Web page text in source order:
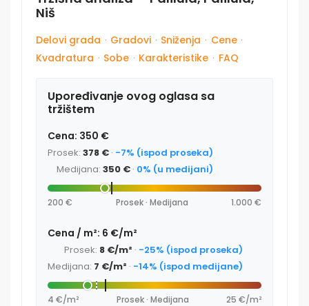
Niš
Delovi grada · Gradovi · Sniženja · Cene ·
Kvadratura · Sobe · Karakteristike · FAQ
Upoređivanje ovog oglasa sa
tržištem
Cena: 350 €
Prosek: 378 € · -7% (ispod proseka)
Medijana: 350 € · 0% (u medijani)
200 € Prosek · Medijana 1.000 €
Cena / m²: 6 €/m²
Prosek: 8 €/m² · -25% (ispod proseka)
Medijana: 7 €/m² · -14% (ispod medijane)
4 €/m² Prosek · Medijana 25 €/m²